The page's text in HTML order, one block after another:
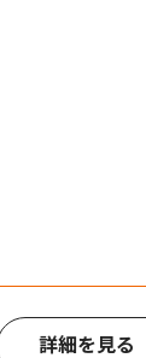
詳細を見る